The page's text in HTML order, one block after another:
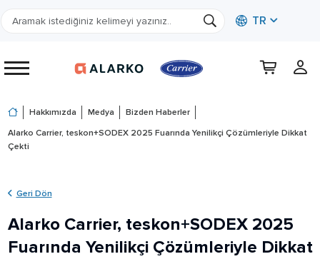
TR
Hakkımızda Medya
Bizden Haberler
Alarko Carrier, teskon+SODEX 2025 Fuarında Yenilikçi Çözümleriyle Dikkat
Çekti
Geri Dön
Alarko Carrier, teskon+SODEX 2025
Fuarında Yenilikçi Çözümleriyle Dikkat